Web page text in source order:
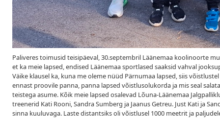
Paliveres toimusid teisipäeval, 30.septembril Läänemaa koolinoorte
et ka meie lapsed, endised Läänemaa sportlased saaksid vahval
Väike klausel ka, kuna me oleme nüüd Pärnumaa lapsed, siis
ennast proovile panna, panna lapsed võistlusolukorda ja mis seal
teistega asume. Kõik meie lapsed osalevad Lõuna-Läänemaa
treenerid Kati Rooni, Sandra Sumberg ja Jaanus Getreu. Just Kati ja
sinna kuuluvaga. Laste distantsiks oli võistlusel 1000 meetrit ja